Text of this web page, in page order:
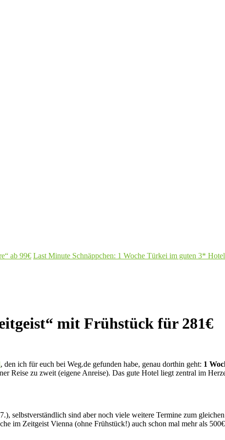
ab 99€ Last Minute Schnäppchen: 1 Woche Türkei im guten 3*
mit Frühstück für 281€
, den ich für euch bei Weg.de gefunden habe, genau dorthin geht: 1
Reise zu zweit (eigene Anreise). Das gute Hotel liegt zentral im
selbstverständlich sind aber noch viele weitere Termine zum
im Zeitgeist Vienna (ohne Frühstück!) auch schon mal mehr als